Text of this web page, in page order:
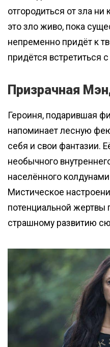
отгородиться от зла ни
это зло живо, пока
непременно придёт к
придётся встретиться
Призрачная
Героиня, подарившая
напоминает лесную
себя и свои фантазии.
необычного
населённого
Мистическое
потенциальной жертвы
страшному развитию